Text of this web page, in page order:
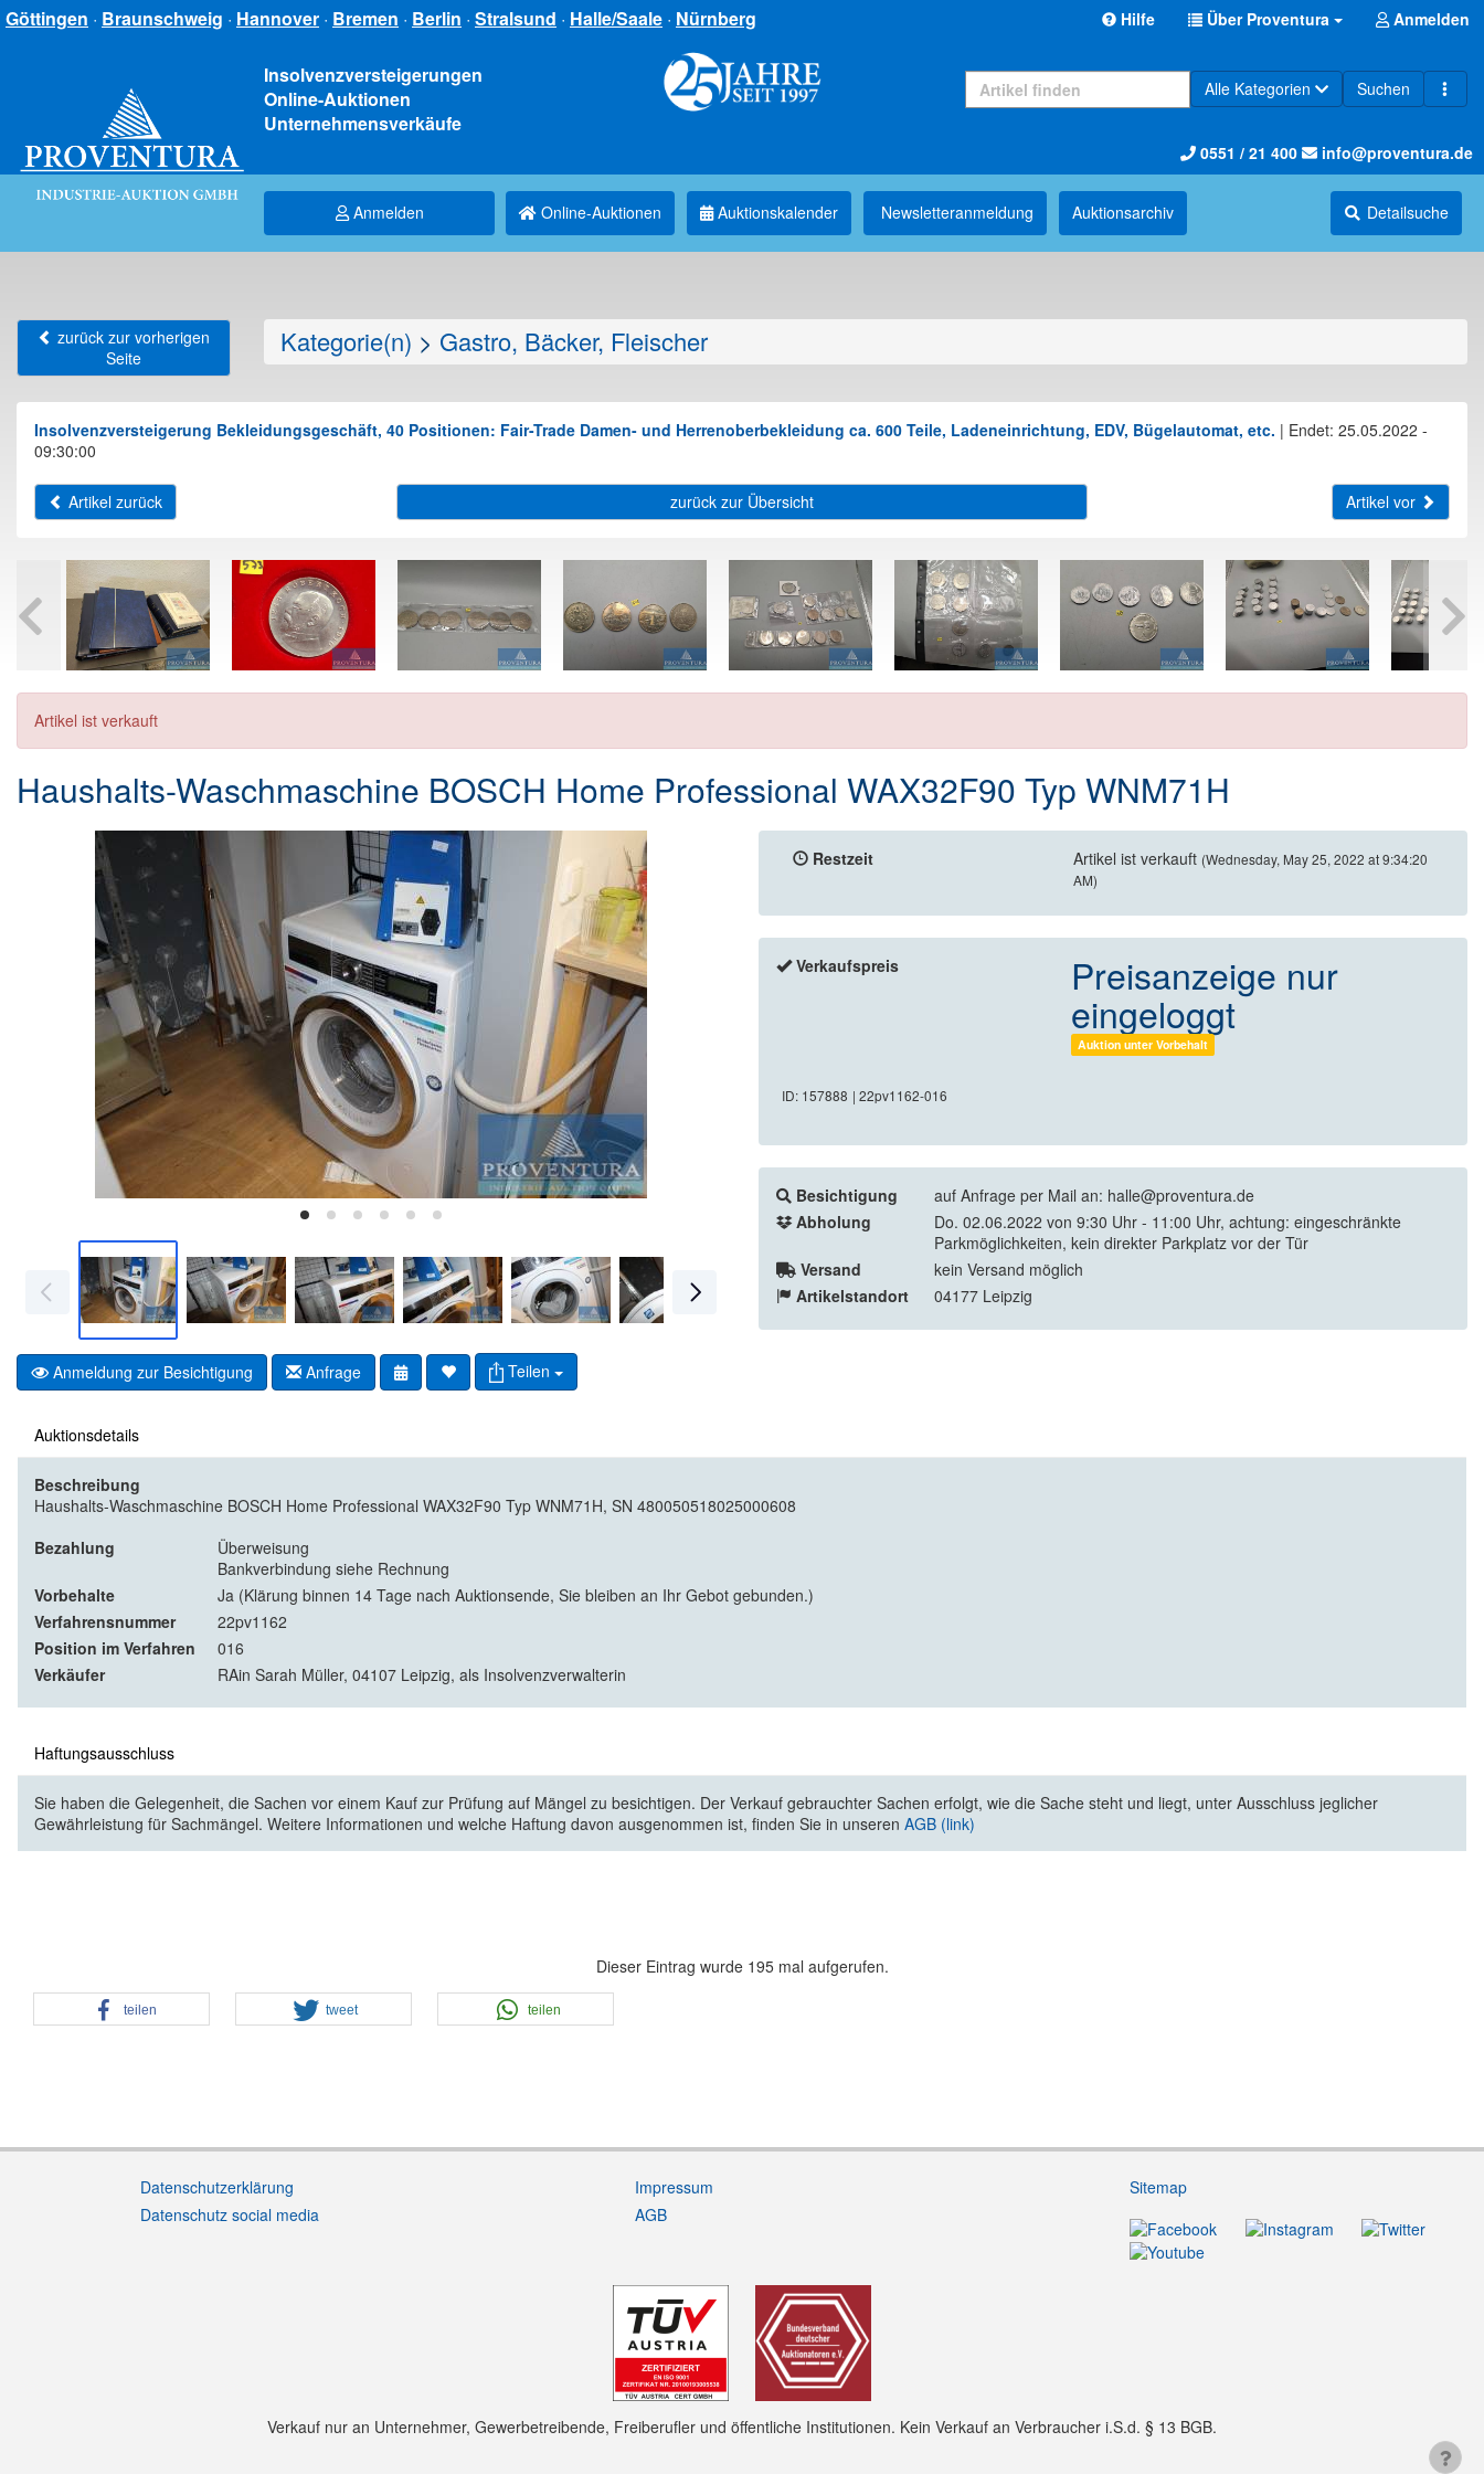
Göttingen · Braunschweig · Hannover · Bremen · Berlin · Stralsund · Halle/Saale · Nürnberg Hilfe Über Proventura Anmelden
Insolvenzversteigerungen
Online-Auktionen
Unternehmensverkäufe
Alle Kategorien Suchen
0551 / 21 400 info@proventura.de
Anmelden Online-Auktionen Auktionskalender Newsletter­anmeldung Auktions­archiv Detailsuche
zurück zur vorherigen
Seite
Kategorie(n) > Gastro, Bäcker, Fleischer
Insolvenzversteigerung Bekleidungsgeschäft, 40 Positionen: Fair-Trade Damen- und Herrenoberbekleidung ca. 600 Teile, Ladeneinrichtung, EDV, Bügelautomat, etc. | Endet: 25.05.2022 -
09:30:00
Artikel zurück zurück zur Übersicht Artikel vor
Artikel ist verkauft
Haushalts-Waschmaschine BOSCH Home Professional WAX32F90 Typ WNM71H
Anmeldung zur Besichtigung Anfrage Teilen
Restzeit Artikel ist verkauft (Wednesday, May 25, 2022 at 9:34:20
AM)
Verkaufspreis Preisanzeige nur
eingeloggt
Auktion unter Vorbehalt
ID: 157888 | 22pv1162-016
Besichtigung
auf Anfrage per Mail an: halle@proventura.de
Abholung
Do. 02.06.2022 von 9:30 Uhr - 11:00 Uhr, achtung: eingeschränkte
Parkmöglichkeiten, kein direkter Parkplatz vor der Tür
Versand
kein Versand möglich
Artikelstandort
04177 Leipzig
Auktionsdetails
Beschreibung
Haushalts-Waschmaschine BOSCH Home Professional WAX32F90 Typ WNM71H, SN 480050518025000608
Bezahlung
Überweisung
Bankverbindung siehe Rechnung
Vorbehalte
Ja (Klärung binnen 14 Tage nach Auktionsende, Sie bleiben an Ihr Gebot gebunden.)
Verfahrensnummer
22pv1162
Position im Verfahren
016
Verkäufer
RAin Sarah Müller, 04107 Leipzig, als Insolvenzverwalterin
Haftungsausschluss
Sie haben die Gelegenheit, die Sachen vor einem Kauf zur Prüfung auf Mängel zu besichtigen. Der Verkauf gebrauchter Sachen erfolgt, wie die Sache steht und liegt, unter Ausschluss jeglicher
Gewährleistung für Sachmängel. Weitere Informationen und welche Haftung davon ausgenommen ist, finden Sie in unseren AGB (link)
Dieser Eintrag wurde 195 mal aufgerufen.
teilen tweet teilen
Datenschutzerklärung
Datenschutz social media
Impressum
AGB
Sitemap
Verkauf nur an Unternehmer, Gewerbetreibende, Freiberufler und öffentliche Institutionen. Kein Verkauf an Verbraucher i.S.d. § 13 BGB.